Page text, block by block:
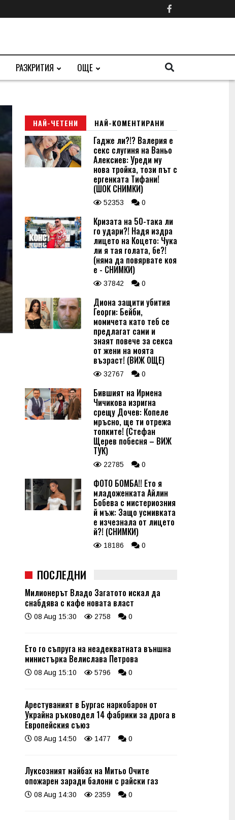
РАЗКРИТИЯ ОЩЕ
НАЙ-ЧЕТЕНИ НАЙ-КОМЕНТИРАНИ
Гадже ли?!? Валерия е
секс слугиня на Ваньо
Алексиев: Уреди му
нова тройка, този път с
ергенката Тифани!
(ШОК СНИМКИ)
52353 0
Кризата на 50-така ли
го удари?! Надя издра
лицето на Коцето: Чука
ли я тая голата, бе?!
(няма да повярвате коя
е - СНИМКИ)
37842 0
Диона защити убития
Георги: Бейби,
момичета като теб се
предлагат сами и
знаят повече за секса
от жени на моята
възраст! (ВИЖ ОЩЕ)
32767 0
Бившият на Ирмена
Чичикова изригна
срещу Дочев: Копеле
мръсно, ще ти отрежа
топките! (Стефан
Щерев побесня – ВИЖ
ТУК)
22785 0
ФОТО БОМБА!! Ето я
младоженката Айлин
Бобева с мистериозния
й мъж: Защо усмивката
е изчезнала от лицето
й?! (СНИМКИ)
18186 0
ПОСЛЕДНИ
Милионерът Владо Загатото искал да
снабдява с кафе новата власт
08 Aug 15:30 2758 0
Ето го съпруга на неадекватната външна
министърка Велислава Петрова
08 Aug 15:10 5796 0
Арестуваният в Бургас наркобарон от
Украйна ръководел 14 фабрики за дрога в
Европейския съюз
08 Aug 14:50 1477 0
Луксозният майбах на Митьо Очите
опожарен заради балони с райски газ
08 Aug 14:30 2359 0